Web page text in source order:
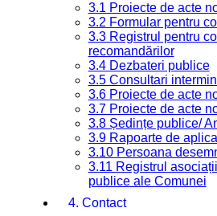
3.1 Proiecte de acte
3.2 Formular pentru
3.3 Registrul pentru
recomandărilor
3.4 Dezbateri publice
3.5 Consultari
3.6 Proiecte de acte
3.7 Proiecte de acte
3.8 Ședințe publice/
3.9 Rapoarte de
3.10 Persoana
3.11 Registrul
publice ale Comunei
4. Contact